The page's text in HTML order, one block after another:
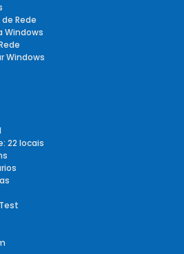
Rede
Windows
Windows
22 locais